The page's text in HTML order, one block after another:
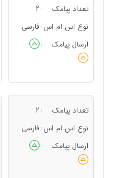
تعداد پیامک :
2
نوع اس ام اس : فارسی
ارسال پیامک
:
تعداد پیامک :
2
نوع اس ام اس : فارسی
ارسال پیامک
: